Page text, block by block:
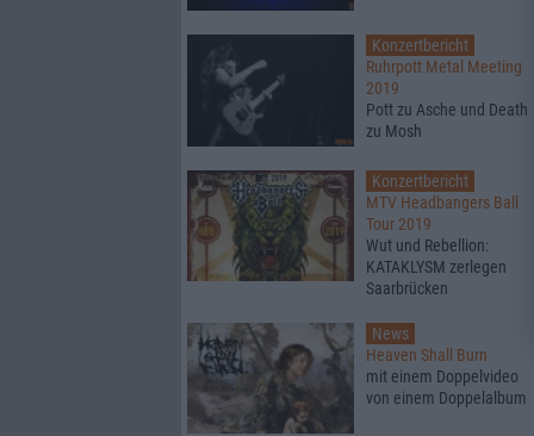
Konzertbericht
Ruhrpott Metal Meeting
2019
Pott zu Asche und Death
zu Mosh
Konzertbericht
MTV Headbangers Ball
Tour 2019
Wut und Rebellion:
KATAKLYSM zerlegen
Saarbrücken
News
Heaven Shall Burn
mit einem Doppelvideo
von einem Doppelalbum